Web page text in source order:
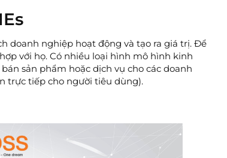
doanh nghiệp hoạt động và tạo ra giá trị. Để
với họ. Có nhiều loại hình mô hình kinh
sản phẩm hoặc dịch vụ cho các doanh
trực tiếp cho người tiêu dùng).